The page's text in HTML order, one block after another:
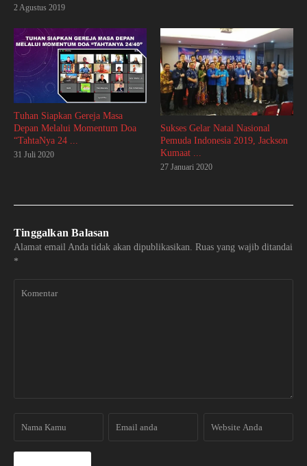
2 Agustus 2019
Tuhan Siapkan Gereja Masa
Depan Melalui Momentum Doa
“TahtaNya 24 ...
31 Juli 2020
Sukses Gelar Natal Nasional
Pemuda Indonesia 2019, Jackson
Kumaat ...
27 Januari 2020
Tinggalkan Balasan
Alamat email Anda tidak akan dipublikasikan. Ruas yang wajib ditandai
*